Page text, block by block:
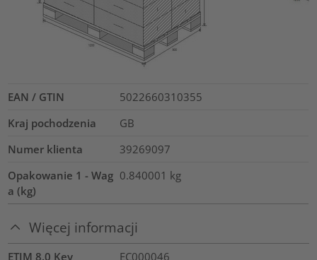
EAN / GTIN
5022660310355
Kraj pochodzenia
GB
Numer klienta
39269097
Opakowanie 1 - Wag
a (kg)
0.840001 kg
Więcej informacji
ETIM 8.0 Key EC000046